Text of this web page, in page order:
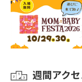
週間アク